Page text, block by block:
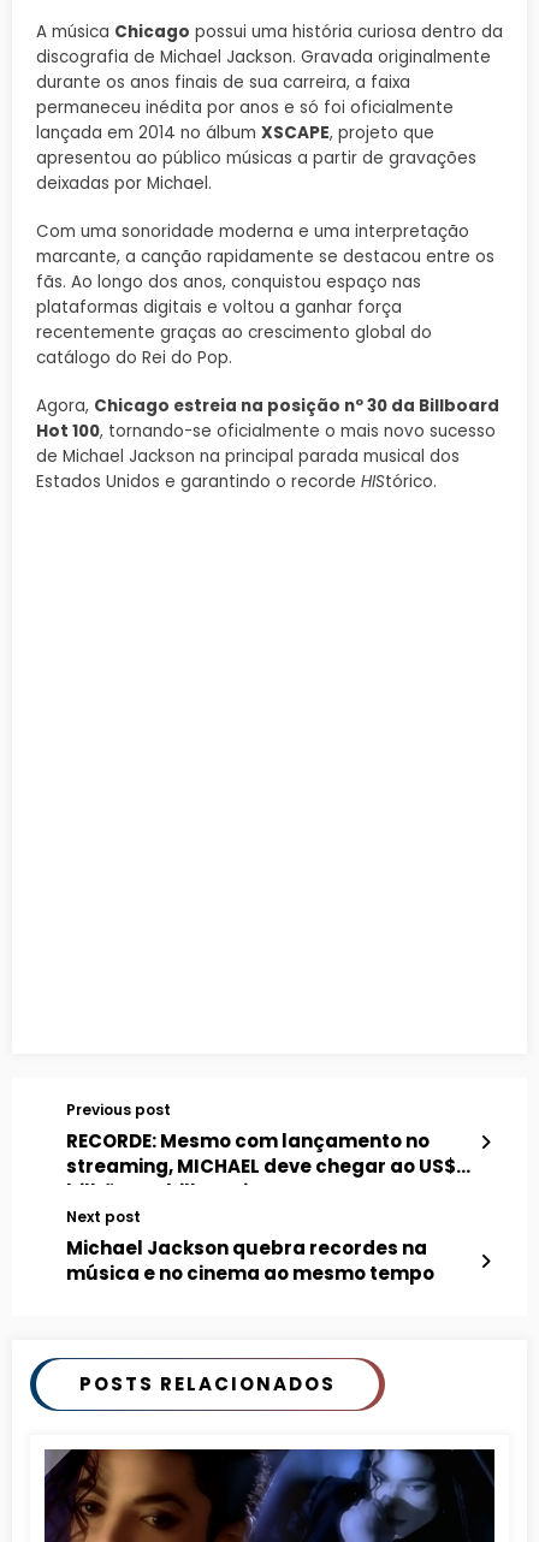
A música Chicago possui uma história curiosa dentro da
discografia de Michael Jackson. Gravada originalmente
durante os anos finais de sua carreira, a faixa
permaneceu inédita por anos e só foi oficialmente
lançada em 2014 no álbum XSCAPE, projeto que
apresentou ao público músicas a partir de gravações
deixadas por Michael.
Com uma sonoridade moderna e uma interpretação
marcante, a canção rapidamente se destacou entre os
fãs. Ao longo dos anos, conquistou espaço nas
plataformas digitais e voltou a ganhar força
recentemente graças ao crescimento global do
catálogo do Rei do Pop.
Agora, Chicago estreia na posição nº 30 da Billboard
Hot 100, tornando-se oficialmente o mais novo sucesso
de Michael Jackson na principal parada musical dos
Estados Unidos e garantindo o recorde HIStórico.
Previous post
RECORDE: Mesmo com lançamento no
streaming, MICHAEL deve chegar ao US$ 1
bilhão em bilheteria
Next post
Michael Jackson quebra recordes na
música e no cinema ao mesmo tempo
POSTS RELACIONADOS